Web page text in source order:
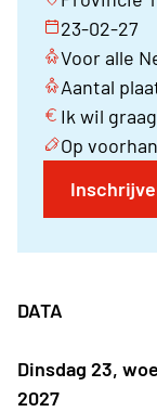
23-02-27
Voor alle
Aantal
Ik wil
Op
DATA
Dinsdag 23,
2027